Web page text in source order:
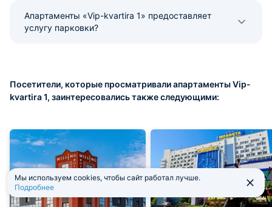
Апартаменты «Vip-kvartira 1» предоставляет
услугу парковки?
Посетители, которые просматривали апартаменты Vip-
kvartira 1, заинтересовались также следующими:
Мы используем cookies, чтобы сайт работал лучше.
Подробнее